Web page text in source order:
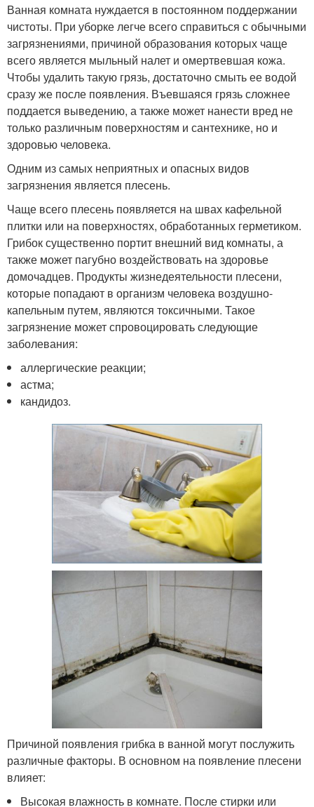
Ванная комната нуждается в постоянном поддержании
чистоты. При уборке легче всего справиться с обычными
загрязнениями, причиной образования которых чаще
всего является мыльный налет и омертвевшая кожа.
Чтобы удалить такую грязь, достаточно смыть ее водой
сразу же после появления. Въевшаяся грязь сложнее
поддается выведению, а также может нанести вред не
только различным поверхностям и сантехнике, но и
здоровью человека.
Одним из самых неприятных и опасных видов
загрязнения является плесень.
Чаще всего плесень появляется на швах кафельной
плитки или на поверхностях, обработанных герметиком.
Грибок существенно портит внешний вид комнаты, а
также может пагубно воздействовать на здоровье
домочадцев. Продукты жизнедеятельности плесени,
которые попадают в организм человека воздушно-
капельным путем, являются токсичными. Такое
загрязнение может спровоцировать следующие
заболевания:
аллергические реакции;
астма;
кандидоз.
Причиной появления грибка в ванной могут послужить
различные факторы. В основном на появление плесени
влияет:
Высокая влажность в комнате. После стирки или